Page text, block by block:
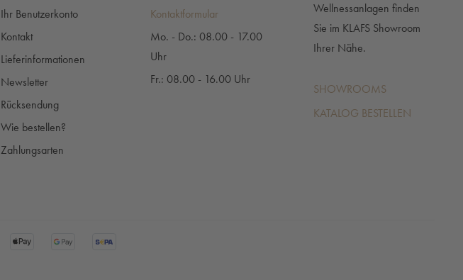
Ihr Benutzerkonto
Kontakt
Lieferinformationen
Newsletter
Rücksendung
Wie bestellen?
Zahlungsarten
Kontaktformular
Mo. - Do.: 08.00 - 17.00
Uhr
Fr.: 08.00 - 16.00 Uhr
Wellnessanlagen finden
Sie im KLAFS Showroom
Ihrer Nähe.
SHOWROOMS
KATALOG BESTELLEN